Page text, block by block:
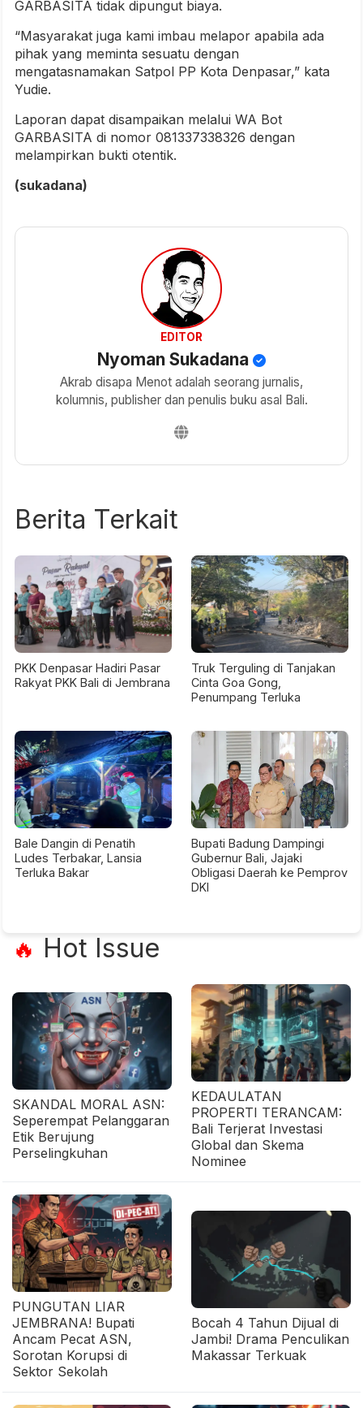
GARBASITA tidak dipungut biaya.
“Masyarakat juga kami imbau melapor apabila ada
pihak yang meminta sesuatu dengan
mengatasnamakan Satpol PP Kota Denpasar,” kata
Yudie.
Laporan dapat disampaikan melalui WA Bot
GARBASITA di nomor 081337338326 dengan
melampirkan bukti otentik.
(sukadana)
EDITOR
Nyoman Sukadana
Akrab disapa Menot adalah seorang jurnalis,
kolumnis, publisher dan penulis buku asal Bali.
Berita Terkait
PKK Denpasar Hadiri Pasar
Rakyat PKK Bali di Jembrana
Truk Terguling di Tanjakan
Cinta Goa Gong,
Penumpang Terluka
Bale Dangin di Penatih
Ludes Terbakar, Lansia
Terluka Bakar
Bupati Badung Dampingi
Gubernur Bali, Jajaki
Obligasi Daerah ke Pemprov
DKI
🔥 Hot Issue
SKANDAL MORAL ASN:
Seperempat Pelanggaran
Etik Berujung
Perselingkuhan
KEDAULATAN
PROPERTI TERANCAM:
Bali Terjerat Investasi
Global dan Skema
Nominee
PUNGUTAN LIAR
JEMBRANA! Bupati
Ancam Pecat ASN,
Sorotan Korupsi di
Sektor Sekolah
Bocah 4 Tahun Dijual di
Jambi! Drama Penculikan
Makassar Terkuak